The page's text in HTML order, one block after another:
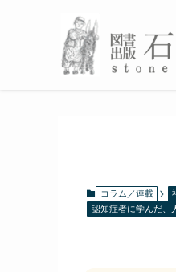
コラム／連載
認知症者に学んだ、